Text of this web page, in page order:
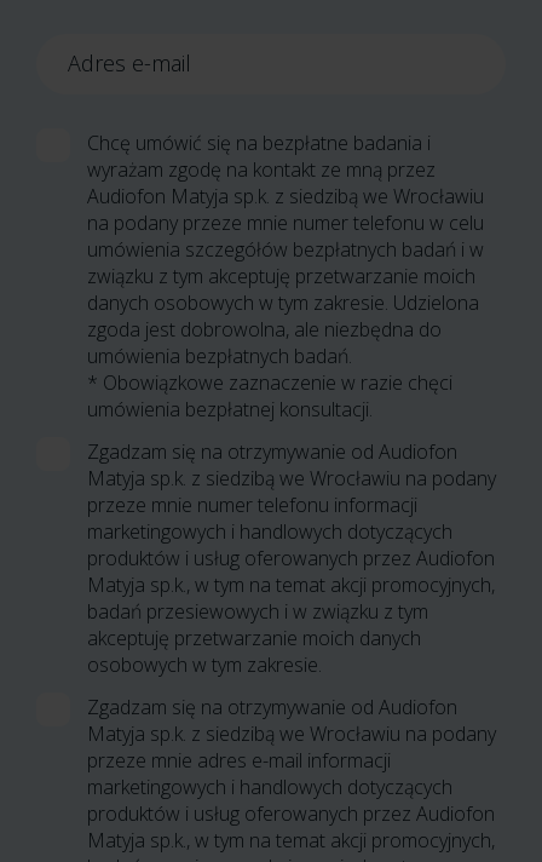
Adres e-mail
Chcę umówić się na bezpłatne badania i
wyrażam zgodę na kontakt ze mną przez
Audiofon Matyja sp.k. z siedzibą we Wrocławiu
na podany przeze mnie numer telefonu w celu
umówienia szczegółów bezpłatnych badań i w
związku z tym akceptuję przetwarzanie moich
danych osobowych w tym zakresie. Udzielona
zgoda jest dobrowolna, ale niezbędna do
umówienia bezpłatnych badań.
* Obowiązkowe zaznaczenie w razie chęci
umówienia bezpłatnej konsultacji.
Zgadzam się na otrzymywanie od Audiofon
Matyja sp.k. z siedzibą we Wrocławiu na podany
przeze mnie numer telefonu informacji
marketingowych i handlowych dotyczących
produktów i usług oferowanych przez Audiofon
Matyja sp.k., w tym na temat akcji promocyjnych,
badań przesiewowych i w związku z tym
akceptuję przetwarzanie moich danych
osobowych w tym zakresie.
Zgadzam się na otrzymywanie od Audiofon
Matyja sp.k. z siedzibą we Wrocławiu na podany
przeze mnie adres e-mail informacji
marketingowych i handlowych dotyczących
produktów i usług oferowanych przez Audiofon
Matyja sp.k., w tym na temat akcji promocyjnych,